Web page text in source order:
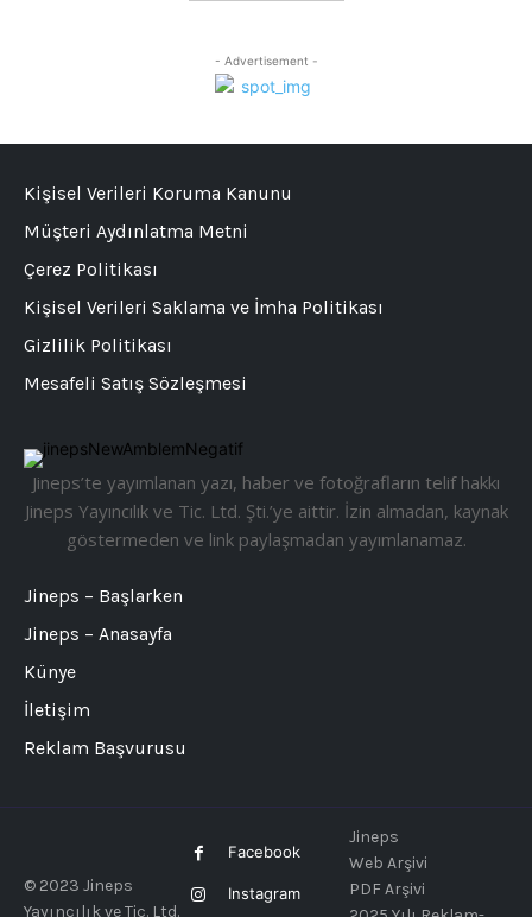
- Advertisement -
Jineps’te yayımlanan yazı, haber ve fotoğrafların telif hakkı
Jineps Yayıncılık ve Tic. Ltd. Şti.’ye aittir. İzin almadan, kaynak
göstermeden ve link paylaşmadan yayımlanamaz.
Jineps – Başlarken
Jineps – Anasayfa
Künye
İletişim
Reklam Başvurusu
Kişisel Verileri Koruma Kanunu
Müşteri Aydınlatma Metni
Çerez Politikası
Kişisel Verileri Saklama ve İmha Politikası
Gizlilik Politikası
Mesafeli Satış Sözleşmesi
© 2023 Jineps
Yayıncılık ve Tic. Ltd.
Facebook
Instagram
Jineps
Web Arşivi
PDF Arşivi